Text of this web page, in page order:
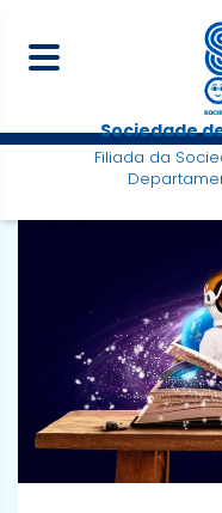
Sociedade
Filiada da